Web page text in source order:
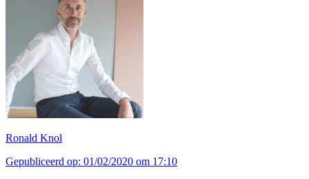
Ronald Knol
Gepubliceerd op: 01/02/2020 om 17:10